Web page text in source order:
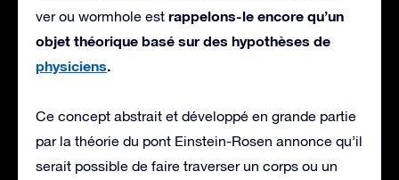
ver ou wormhole est rappelons-le encore qu’un
objet théorique basé sur des hypothèses de
physiciens.
Ce concept abstrait et développé en grande partie
par la théorie du pont Einstein-Rosen annonce qu’il
serait possible de faire traverser un corps ou un